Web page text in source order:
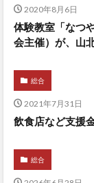
2020年8月6日
体験教室「なつ
会主催）が、山
総合
2021年7月31日
飲食店など支援
総合